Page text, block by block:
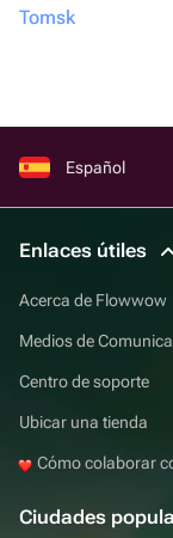
Tomsk
Español
Enlaces útiles
Acerca de Flowwow
Medios de
Centro de soporte
Ubicar una tienda
Cómo colaborar
Ciudades